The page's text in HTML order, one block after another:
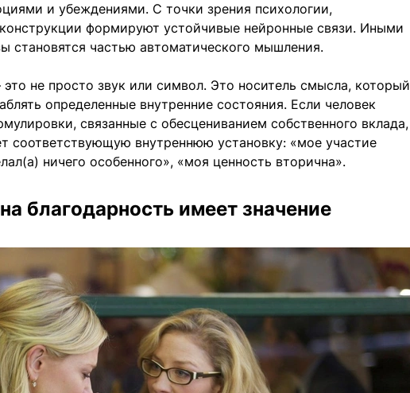
и убеждениями. С точки зрения психологии,
формируют устойчивые нейронные связи. Иными
становятся частью автоматического мышления.
не просто звук или символ. Это носитель смысла, который
определенные внутренние состояния. Если человек
связанные с обесцениванием собственного вклада,
соответствующую внутреннюю установку: «мое участие
ничего особенного», «моя ценность вторична».
благодарность имеет значение